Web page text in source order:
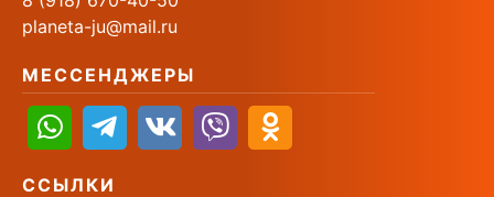
planeta-ju@mail.ru
МЕССЕНДЖЕРЫ
ССЫЛКИ